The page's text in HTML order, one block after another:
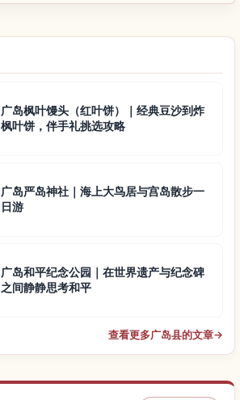
广岛枫叶馒头（红叶饼）｜经典豆沙到炸
枫叶饼，伴手礼挑选攻略
广岛严岛神社｜海上大鸟居与宫岛散步一
日游
广岛和平纪念公园｜在世界遗产与纪念碑
之间静静思考和平
查看更多广岛县的文章→